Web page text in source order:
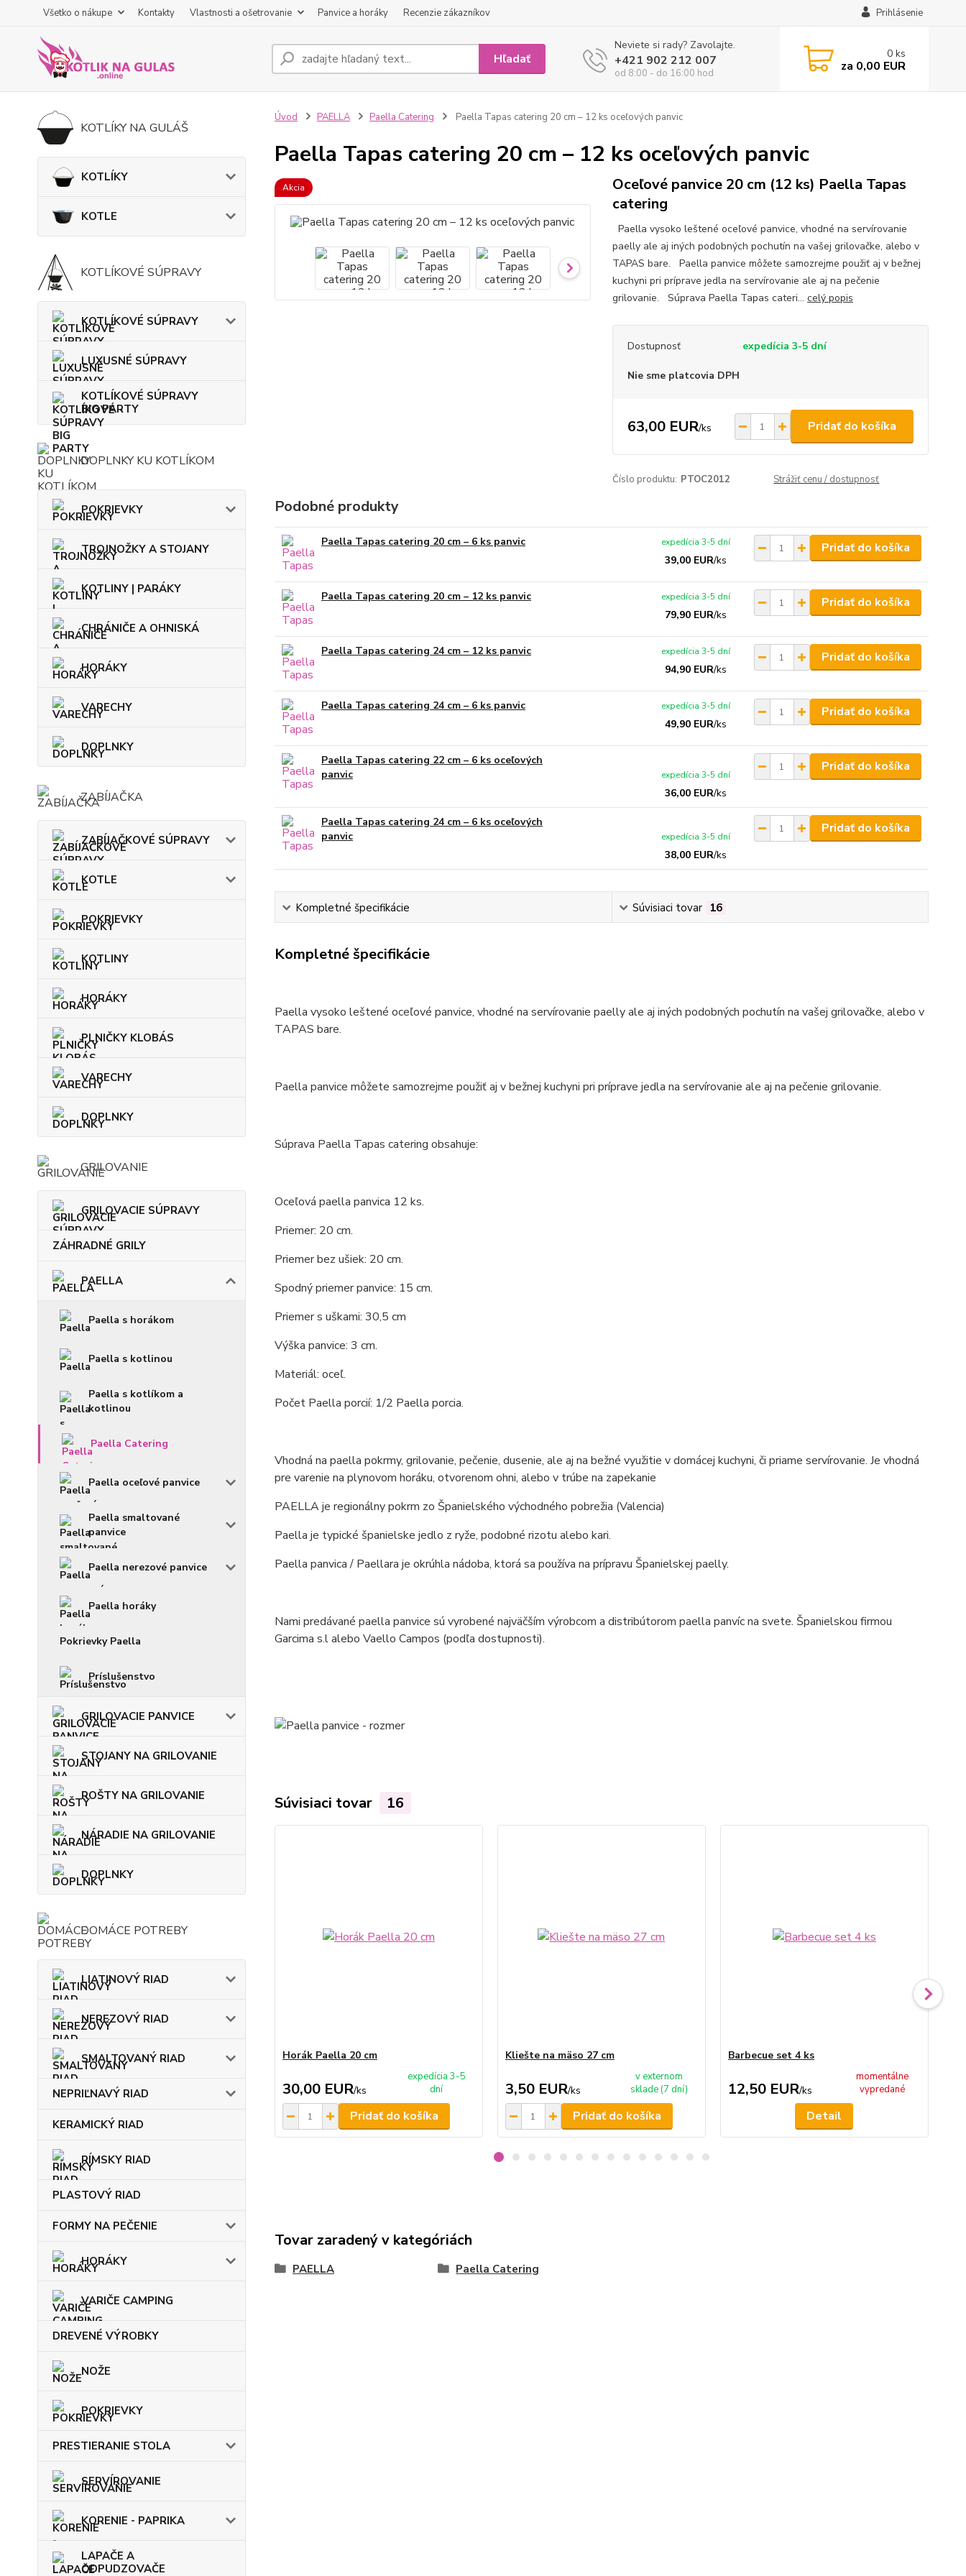
Všetko o nákupe Kontakty Vlastnosti a ošetrovanie Panvice a horáky Recenzie zákazníkov Prihlásenie
Hľadať
Neviete si rady? Zavolajte.
+421 902 212 007
od 8:00 - do 16:00 hod
0 ks
za 0,00 EUR
KOTLÍKY NA GULÁŠ
KOTLÍKY
KOTLE
KOTLÍKOVÉ SÚPRAVY
KOTLÍKOVÉ SÚPRAVY
LUXUSNÉ SÚPRAVY
KOTLÍKOVÉ SÚPRAVY
BIG PARTY
DOPLNKY KU KOTLÍKOM
POKRIEVKY
TROJNOŽKY A STOJANY
KOTLINY | PARÁKY
CHRÁNIČE A OHNISKÁ
HORÁKY
VARECHY
DOPLNKY
ZABÍJAČKA
ZABÍJAČKOVÉ SÚPRAVY
KOTLE
POKRIEVKY
KOTLINY
HORÁKY
PLNIČKY KLOBÁS
VARECHY
DOPLNKY
GRILOVANIE
GRILOVACIE SÚPRAVY
ZÁHRADNÉ GRILY
PAELLA
Paella s horákom
Paella s kotlinou
Paella s kotlíkom a
kotlinou
Paella Catering
Paella oceľové panvice
Paella smaltované
panvice
Paella nerezové panvice
Paella horáky
Pokrievky Paella
Príslušenstvo
GRILOVACIE PANVICE
STOJANY NA GRILOVANIE
ROŠTY NA GRILOVANIE
NÁRADIE NA GRILOVANIE
DOPLNKY
DOMÁCE POTREBY
LIATINOVÝ RIAD
NEREZOVÝ RIAD
SMALTOVANÝ RIAD
NEPRIĽNAVÝ RIAD
KERAMICKÝ RIAD
RÍMSKY RIAD
PLASTOVÝ RIAD
FORMY NA PEČENIE
HORÁKY
VARIČE CAMPING
DREVENÉ VÝROBKY
NOŽE
POKRIEVKY
PRESTIERANIE STOLA
SERVÍROVANIE
KORENIE - PAPRIKA
LAPAČE A
ODPUDZOVAČE
Úvod PAELLA Paella Catering Paella Tapas catering 20 cm – 12 ks oceľových panvic
Paella Tapas catering 20 cm – 12 ks oceľových panvic
Akcia
Oceľové panvice 20 cm (12 ks) Paella Tapas
catering
Paella vysoko leštené oceľové panvice, vhodné na servírovanie
paelly ale aj iných podobných pochutín na vašej grilovačke, alebo v
TAPAS bare. Paella panvice môžete samozrejme použiť aj v bežnej
kuchyni pri príprave jedla na servírovanie ale aj na pečenie
grilovanie. Súprava Paella Tapas cateri... celý popis
Dostupnosť expedícia 3-5 dní
Nie sme platcovia DPH
63,00 EUR/ks Pridať do košíka
Číslo produktu: PTOC2012 Strážiť cenu / dostupnosť
Podobné produkty
Paella Tapas catering 20 cm – 6 ks panvic
39,00 EUR/ks
expedícia 3-5 dní Pridať do košíka
Paella Tapas catering 20 cm – 12 ks panvic
79,90 EUR/ks
expedícia 3-5 dní Pridať do košíka
Paella Tapas catering 24 cm – 12 ks panvic
94,90 EUR/ks
expedícia 3-5 dní Pridať do košíka
Paella Tapas catering 24 cm – 6 ks panvic
49,90 EUR/ks
expedícia 3-5 dní Pridať do košíka
Paella Tapas catering 22 cm – 6 ks oceľových
panvic
36,00 EUR/ks
expedícia 3-5 dní
Pridať do košíka
Paella Tapas catering 24 cm – 6 ks oceľových
panvic
38,00 EUR/ks
expedícia 3-5 dní
Pridať do košíka
Kompletné špecifikácie Súvisiaci tovar 16
Kompletné špecifikácie
Paella vysoko leštené oceľové panvice, vhodné na servírovanie paelly ale aj iných podobných pochutín na vašej grilovačke, alebo v
TAPAS bare.
Paella panvice môžete samozrejme použiť aj v bežnej kuchyni pri príprave jedla na servírovanie ale aj na pečenie grilovanie.
Súprava Paella Tapas catering obsahuje:
Oceľová paella panvica 12 ks.
Priemer: 20 cm.
Priemer bez ušiek: 20 cm.
Spodný priemer panvice: 15 cm.
Priemer s uškami: 30,5 cm
Výška panvice: 3 cm.
Materiál: oceľ.
Počet Paella porcií: 1/2 Paella porcia.
Vhodná na paella pokrmy, grilovanie, pečenie, dusenie, ale aj na bežné využitie v domácej kuchyni, či priame servírovanie. Je vhodná
pre varenie na plynovom horáku, otvorenom ohni, alebo v trúbe na zapekanie
PAELLA je regionálny pokrm zo Španielského východného pobrežia (Valencia)
Paella je typické španielske jedlo z ryže, podobné rizotu alebo kari.
Paella panvica / Paellara je okrúhla nádoba, ktorá sa používa na prípravu Španielskej paelly.
Nami predávané paella panvice sú vyrobené najväčším výrobcom a distribútorom paella panvíc na svete. Španielskou firmou
Garcima s.l alebo Vaello Campos (podľa dostupnosti).
Súvisiaci tovar 16
Horák Paella 20 cm
30,00 EUR/ks
expedícia 3-5
dní
Pridať do košíka
Kliešte na mäso 27 cm
3,50 EUR/ks
v externom
sklade (7 dní)
Pridať do košíka
Barbecue set 4 ks
12,50 EUR/ks
momentálne
vypredané
Detail
Tovar zaradený v kategóriách
PAELLA Paella Catering